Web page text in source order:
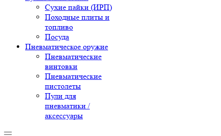
Сухие пайки (ИРП)
Походные плиты и
топливо
Посуда
Пневматическое оружие
Пневматические
винтовки
Пневматические
пистолеты
Пули для
пневматики /
аксессуары